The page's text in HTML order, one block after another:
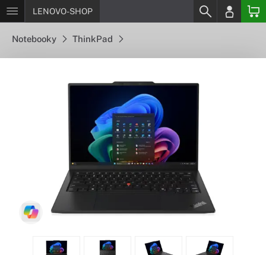
LENOVO-SHOP
Notebooky ThinkPad